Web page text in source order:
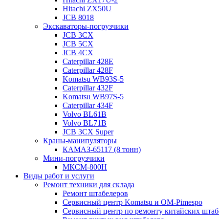
Hitachi ZX50U
JCB 8018
Экскаваторы-погрузчики
JCB 3CX
JCB 5CX
JCB 4CX
Caterpillar 428E
Caterpillar 428F
Komatsu WB93S-5
Caterpillar 432F
Komatsu WB97S-5
Caterpillar 434F
Volvo BL61B
Volvo BL71B
JCB 3CX Super
Краны-манипуляторы
КАМАЗ-65117 (8 тонн)
Мини-погрузчики
МКСМ-800H
Виды работ и услуги
Ремонт техники для склада
Ремонт штабелеров
Сервисный центр Komatsu и OM-Pimespo
Сервисный центр по ремонту китайских